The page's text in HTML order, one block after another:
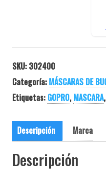
SKU: 302400
Categoría: MÁSCARAS DE
Etiquetas: GOPRO, MASCARA,
Descripción Marca
Descripción